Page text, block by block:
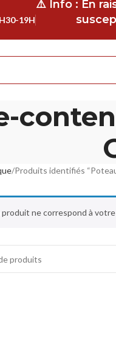
19H
⚠️ Info : En
Produits identifiés
ne correspond à